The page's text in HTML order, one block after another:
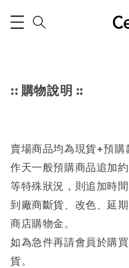
:: 購物說明 ::
賣場商品均為現貨+預
作天一般預購商品追加
等特殊狀況，則追加時
到廠商斷貨、改色、延
商店購物金。
如為急件再請會員於購
貨。